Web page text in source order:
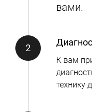
вами.
К вам
технику